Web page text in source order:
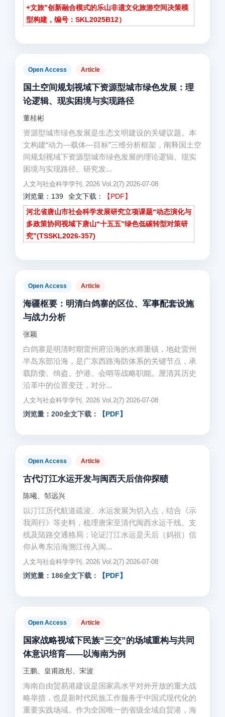
+文旅”创新融合模式的乐山非遗文化旅游空间决策模
型构建，编号：SKL2025B12）
Open Access Article
国土空间规划视域下资源型城市绿色发展：理
论逻辑、现实困境与实现路径
董桂彬
资源型城市绿色发展是生态文明建设的关键议题。本
文构建“动力—载体—目标”三维分析框架，阐释国土空
间规划视域下资源型城市绿色发展的理论逻辑、现实
困境与实现路径。研究发...
人文与社会科学学刊. 2026 Vol.2(7) 2026-07-08
浏览量：139 全文下载：
【PDF】
河北省唐山市社会科学发展研究立项课题“动态演化与
多政策协同视域下唐山“十五五”绿色低碳转型对策研
究”(TSSKL2026-357)
Open Access Article
海疆枢要：明清白鸽寨的区位、军事配套设施
与战力分析
张颖
白鸽寨是明清时期雷州府沿海的水师重镇，地处雷州
半岛东部沿海，是广东西路海防体系的关键节点，承
载防倭、缉盗、护港、会哨等战略职能。厘清其历史
沿革中的位置变迁，对分...
人文与社会科学学刊. 2026 Vol.2(7) 2026-07-08
浏览量：200全文下载： 【PDF】
Open Access Article
古代汀江水运开发与闽西天后信仰探赜
陈曦、邹远兴
以汀江历代航道疏浚、水运发展为切入点，结合《示
我周行》等史料，梳理唐宋至清代闽西水运干线、支
线及陆路交通格局；论证汀江水运是天后（妈祖）信
仰从粤东沿海溯江传入闽...
人文与社会科学学刊. 2026 Vol.2(7) 2026-07-08
浏览量：186全文下载： 【PDF】
Open Access Article
国家战略视域下民族“三交”的场域重构与共同
体意识培育——以海南为例
王鹏、皇甫政彤、宋波
海南自由贸易港建设是国家高水平对外开放的重大战
略举措，也是新时代民族工作服务于中国式现代化的
重要实践场域。作为全国唯一的省级全域自贸港，海